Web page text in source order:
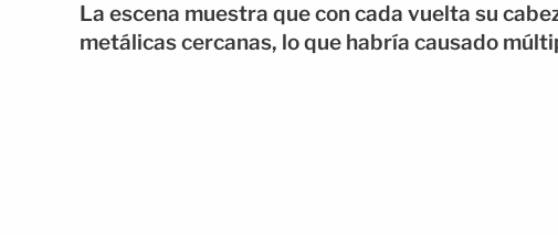
La escena muestra que con cada vuelta su
metálicas cercanas, lo que habría causado